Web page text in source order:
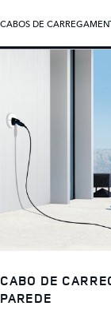
CABOS DE
CABO DE
PAREDE